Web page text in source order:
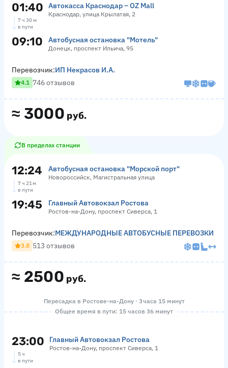
01:40 Автокасса Краснодар – OZ Mall
Краснодар, улица Крылатая, 2
7 ч 30 м
в пути
09:10 Автобусная остановка "Мотель"
Донецк, проспект Ильича, 95
≈ 3000 руб.
Перевозчик:ИП Некрасов И.А.
4.1 746 отзывов
В пределах станции
12:24 Автобусная остановка "Морской порт"
Новороссийск, Магистральная улица
7 ч 21 м
в пути
19:45 Главный Автовокзал Ростова
Ростов-на-Дону, проспект Сиверса, 1
≈ 2500 руб.
Перевозчик:МЕЖДУНАРОДНЫЕ АВТОБУСНЫЕ ПЕРЕВОЗКИ
3.8 513 отзывов
Пересадка в Ростове-на-Дону · 3 часа 15 минут
Общее время в пути: 15 часов 36 минут
23:00 Главный Автовокзал Ростова
Ростов-на-Дону, проспект Сиверса, 1
5 ч
в пути